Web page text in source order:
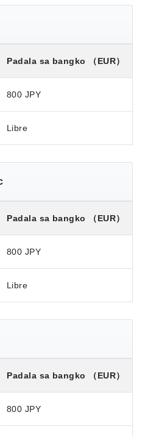
Padala sa bangko （EUR）
800 JPY
Libre
Padala sa bangko （EUR）
800 JPY
Libre
Padala sa bangko （EUR）
800 JPY